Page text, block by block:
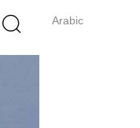
Arabic